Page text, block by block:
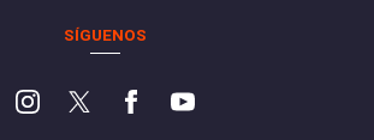
SÍGUENOS